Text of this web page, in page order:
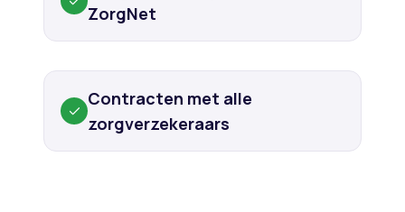
ZorgNet
Contracten met alle
zorgverzekeraars